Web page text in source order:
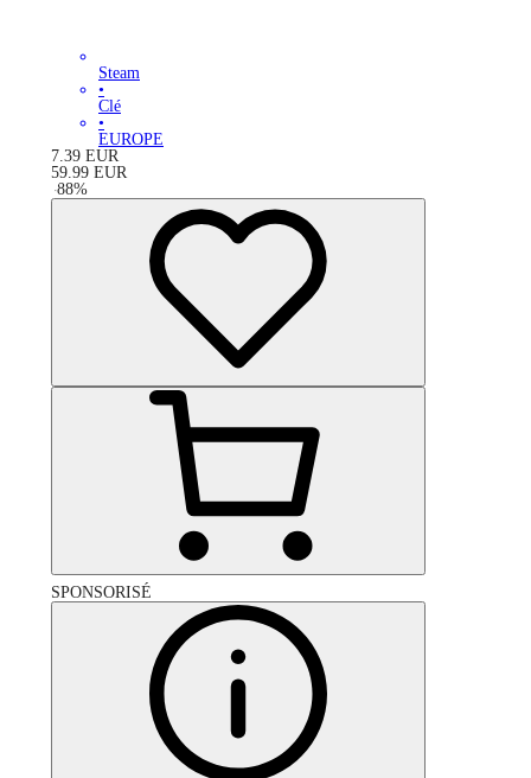
Steam
•
Clé
•
EUROPE
7.39 EUR
59.99 EUR
-88%
SPONSORISÉ